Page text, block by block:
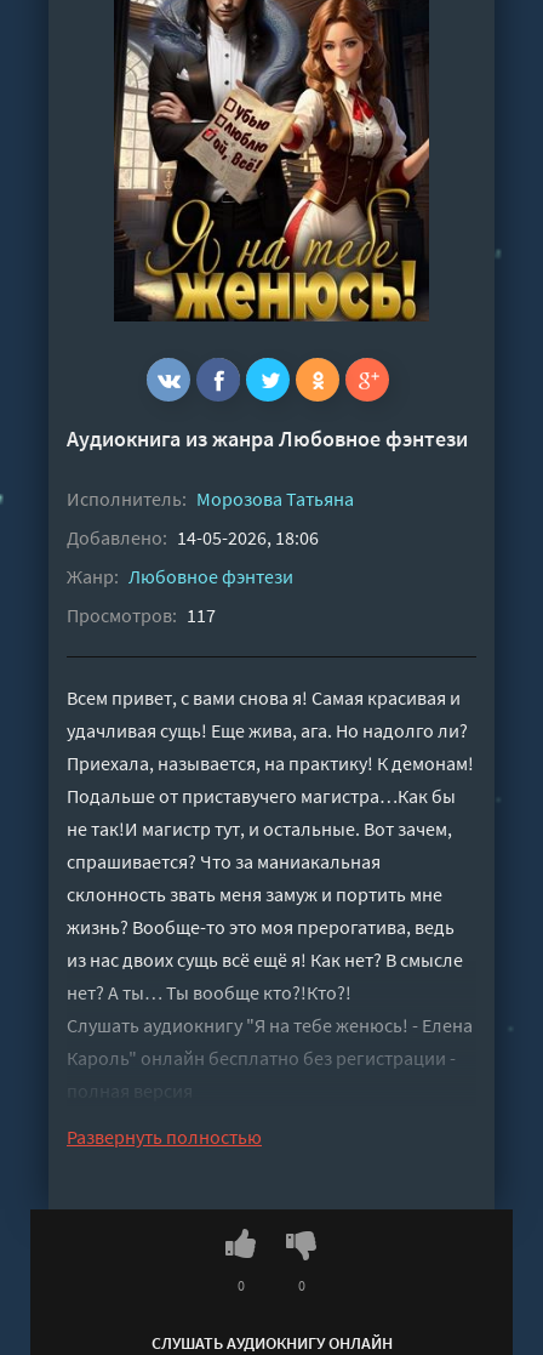
Аудиокнига из жанраЛюбовное фэнтези
Исполнитель: Морозова Татьяна
Добавлено: 14-05-2026, 18:06
Жанр: Любовное фэнтези
Просмотров: 117
Всем привет, с вами снова я! Самая красивая и
удачливая сущь! Еще жива, ага. Но надолго ли?
Приехала, называется, на практику! К демонам!
Подальше от приставучего магистра…Как бы
не так!И магистр тут, и остальные. Вот зачем,
спрашивается? Что за маниакальная
склонность звать меня замуж и портить мне
жизнь? Вообще-то это моя прерогатива, ведь
из нас двоих сущь всё ещё я! Как нет? В смысле
нет? А ты… Ты вообще кто?!Кто?!
Слушать аудиокнигу "Я на тебе женюсь! - Елена
Кароль" онлайн бесплатно без регистрации -
полная версия
Развернуть полностью
СЛУШАТЬ АУДИОКНИГУ ОНЛАЙН
0 0